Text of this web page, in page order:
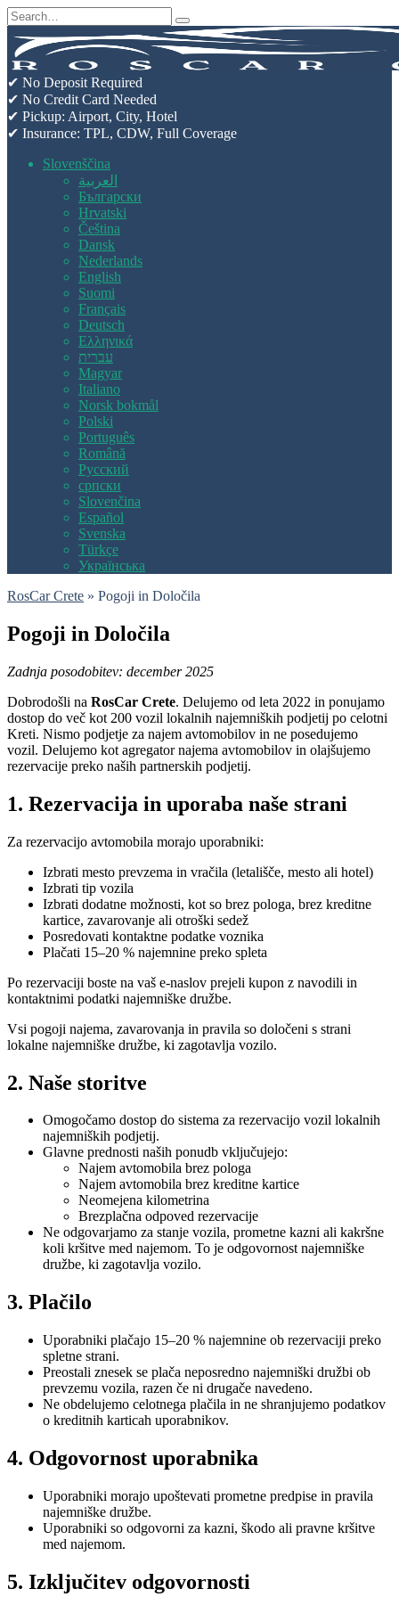
Skip
to
content
Search
for:
✔ No Deposit Required
✔ No Credit Card Needed
✔ Pickup: Airport, City, Hotel
✔ Insurance: TPL, CDW, Full Coverage
Slovenščina
العربية
Български
Hrvatski
Čeština
Dansk
Nederlands
English
Suomi
Français
Deutsch
Ελληνικά
עברית
Magyar
Italiano
Norsk bokmål
Polski
Português
Română
Русский
српски
Slovenčina
Español
Svenska
Türkçe
Українська
RosCar Crete » Pogoji in Določila
Pogoji in Določila
Zadnja posodobitev: december 2025
Dobrodošli na RosCar Crete. Delujemo od leta 2022 in ponujamo
dostop do več kot 200 vozil lokalnih najemniških podjetij po celotni
Kreti. Nismo podjetje za najem avtomobilov in ne posedujemo
vozil. Delujemo kot agregator najema avtomobilov in olajšujemo
rezervacije preko naših partnerskih podjetij.
1. Rezervacija in uporaba naše strani
Za rezervacijo avtomobila morajo uporabniki:
Izbrati mesto prevzema in vračila (letališče, mesto ali hotel)
Izbrati tip vozila
Izbrati dodatne možnosti, kot so brez pologa, brez kreditne
kartice, zavarovanje ali otroški sedež
Posredovati kontaktne podatke voznika
Plačati 15–20 % najemnine preko spleta
Po rezervaciji boste na vaš e-naslov prejeli kupon z navodili in
kontaktnimi podatki najemniške družbe.
Vsi pogoji najema, zavarovanja in pravila so določeni s strani
lokalne najemniške družbe, ki zagotavlja vozilo.
2. Naše storitve
Omogočamo dostop do sistema za rezervacijo vozil lokalnih
najemniških podjetij.
Glavne prednosti naših ponudb vključujejo:
Najem avtomobila brez pologa
Najem avtomobila brez kreditne kartice
Neomejena kilometrina
Brezplačna odpoved rezervacije
Ne odgovarjamo za stanje vozila, prometne kazni ali kakršne
koli kršitve med najemom. To je odgovornost najemniške
družbe, ki zagotavlja vozilo.
3. Plačilo
Uporabniki plačajo 15–20 % najemnine ob rezervaciji preko
spletne strani.
Preostali znesek se plača neposredno najemniški družbi ob
prevzemu vozila, razen če ni drugače navedeno.
Ne obdelujemo celotnega plačila in ne shranjujemo podatkov
o kreditnih karticah uporabnikov.
4. Odgovornost uporabnika
Uporabniki morajo upoštevati prometne predpise in pravila
najemniške družbe.
Uporabniki so odgovorni za kazni, škodo ali pravne kršitve
med najemom.
5. Izključitev odgovornosti